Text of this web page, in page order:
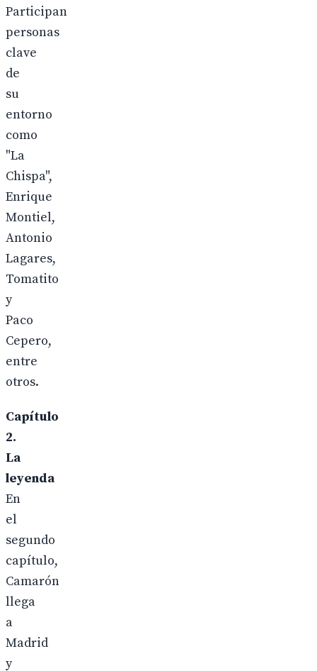
Participan
personas
clave
de
su
entorno
como
"La
Chispa",
Enrique
Montiel,
Antonio
Lagares,
Tomatito
y
Paco
Cepero,
entre
otros.
Capítulo
2.
La
leyenda
En
el
segundo
capítulo,
Camarón
llega
a
Madrid
y